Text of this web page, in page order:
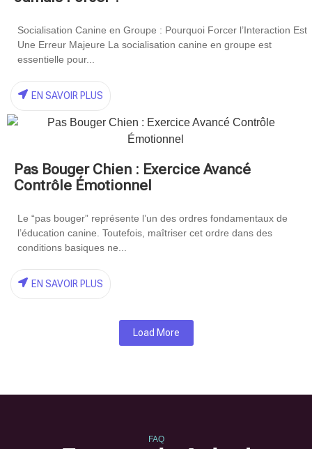
Socialisation Canine en Groupe : Pourquoi Forcer l’Interaction Est
Une Erreur Majeure La socialisation canine en groupe est
essentielle pour...
EN SAVOIR PLUS
Pas Bouger Chien : Exercice Avancé
Contrôle Émotionnel
Le “pas bouger” représente l’un des ordres fondamentaux de
l’éducation canine. Toutefois, maîtriser cet ordre dans des
conditions basiques ne...
EN SAVOIR PLUS
Load More
FAQ